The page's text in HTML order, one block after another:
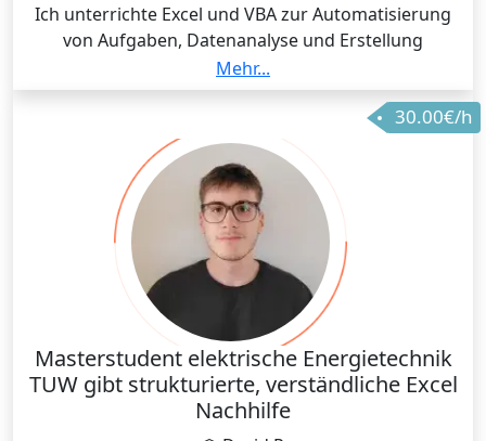
Ich unterrichte Excel und VBA zur Automatisierung
von Aufgaben, Datenanalyse und Erstellung
effizienter Arbeitsabläufe. Der Fokus liegt auf
praktischen Lösungen für Studium, Beruf und den
Mehr...
30.00€/h
Masterstudent elektrische Energietechnik
TUW gibt strukturierte, verständliche Excel
Nachhilfe